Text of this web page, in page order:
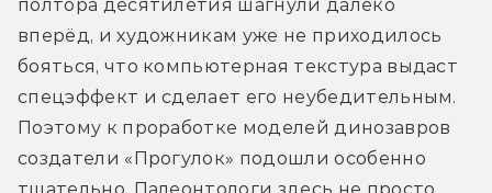
полтора десятилетия шагнули далеко
вперёд, и художникам уже не приходилось
бояться, что компьютерная текстура выдаст
спецэффект и сделает его неубедительным.
Поэтому к проработке моделей динозавров
создатели «Прогулок» подошли особенно